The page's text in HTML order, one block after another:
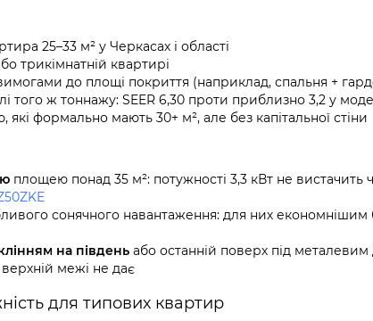
25–33 м² у Черкасах і області
трикімнатній квартирі
до площі покриття (наприклад, спальня +
того ж тоннажу: SEER 6,30 проти приблизно 3,2 у
формально мають 30+ м², але без капітальної стіни
площею понад 35 м²: потужності 3,3 кВт не вистачить
сонячного навантаження: для них економнішим
на південь або останній поверх під металевим
межі не дає
для типових квартир